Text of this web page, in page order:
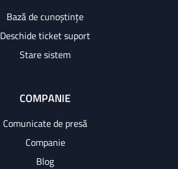
Bază de cunoștințe
Deschide ticket suport
Stare sistem
COMPANIE
Comunicate de presă
Companie
Blog